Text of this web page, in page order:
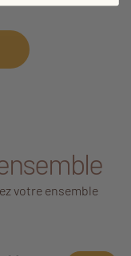
votre ensemble